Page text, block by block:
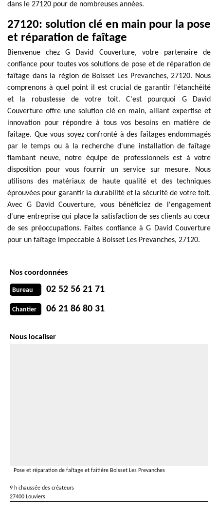
dans le 27120 pour de nombreuses années.
27120: solution clé en main pour la pose
et réparation de faîtage
Bienvenue chez G David Couverture, votre partenaire de
confiance pour toutes vos solutions de pose et de réparation de
faîtage dans la région de Boisset Les Prevanches, 27120. Nous
comprenons à quel point il est crucial de garantir l'étanchéité
et la robustesse de votre toit. C'est pourquoi G David
Couverture offre une solution clé en main, alliant expertise et
innovation pour répondre à tous vos besoins en matière de
faîtage. Que vous soyez confronté à des faîtages endommagés
par le temps ou à la recherche d'une installation de faîtage
flambant neuve, notre équipe de professionnels est à votre
disposition pour vous fournir un service sur mesure. Nous
utilisons des matériaux de haute qualité et des techniques
éprouvées pour garantir la durabilité et la sécurité de votre toit.
Avec G David Couverture, vous bénéficiez de l'engagement
d'une entreprise qui place la satisfaction de ses clients au cœur
de ses préoccupations. Faites confiance à G David Couverture
pour un faîtage impeccable à Boisset Les Prevanches, 27120.
Nos coordonnées
Bureau 02 52 56 21 71
Chantier 06 21 86 80 31
Nous localiser
Pose et réparation de faîtage et faîtière Boisset Les Prevanches
9 h chaussée des créateurs
27400 Louviers